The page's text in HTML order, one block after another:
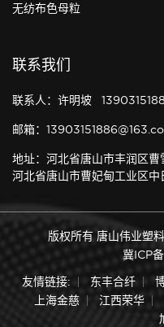
无纺布色母粒
联系我们
联系人：许明坡
邮箱：
地址：河北省唐山市丰润区
河北省唐山市曹妃甸工业区
版权所有 唐山伟业塑
冀ICP
友情链接: 东丰合纤
上海金慈
江西荣华